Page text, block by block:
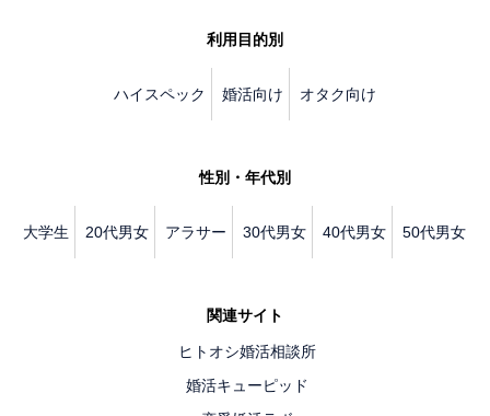
利用目的別
ハイスペック 婚活向け オタク向け
性別・年代別
大学生 20代男女 アラサー 30代男女 40代男女 50代男女
関連サイト
ヒトオシ婚活相談所
婚活キューピッド